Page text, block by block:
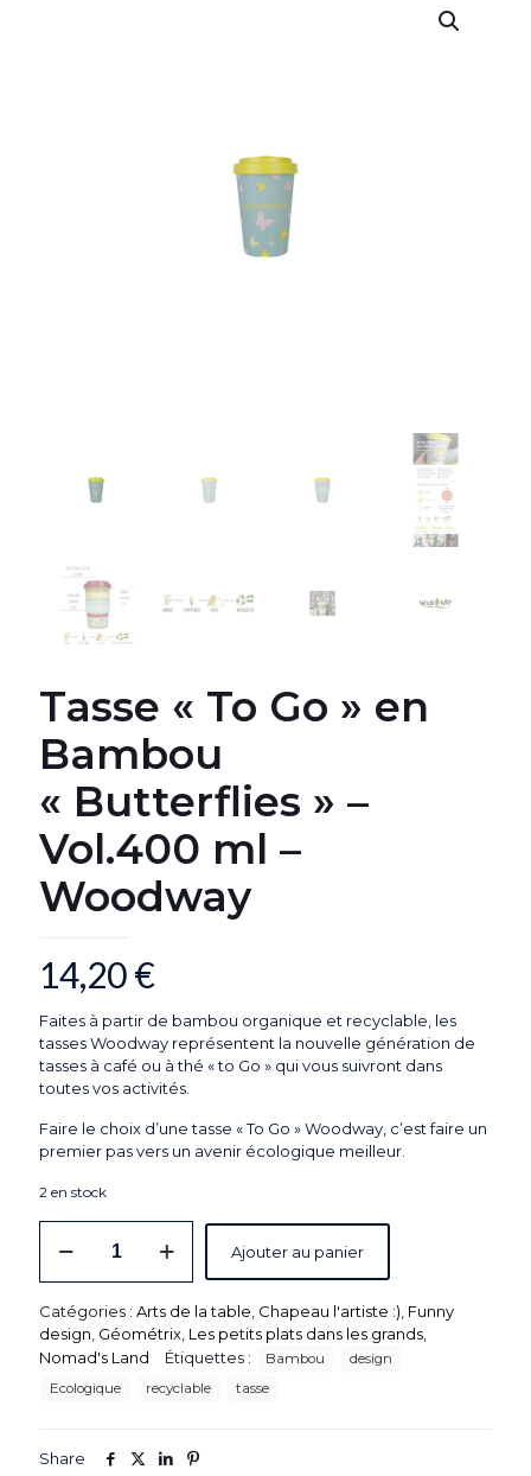
Tasse « To Go » en
Bambou
« Butterflies » –
Vol.400 ml –
Woodway
14,20€
Faites à partir de bambou organique et recyclable, les
tasses Woodway représentent la nouvelle génération de
tasses à café ou à thé « to Go » qui vous suivront dans
toutes vos activités.
Faire le choix d’une tasse « To Go » Woodway, c’est faire un
premier pas vers un avenir écologique meilleur.
2 en stock
Go"
en
Bambou
"Butterflies"
ml
Ajouter au panier
Catégories : Arts de la table Chapeau l'artiste :) Funny
design Géométrix Les petits plats dans les grands
Nomad's Land
Étiquettes : Bambou
design
Ecologique
recyclable tasse
Share